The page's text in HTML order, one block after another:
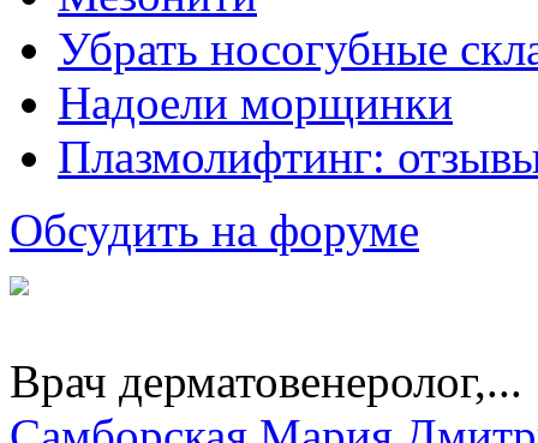
Убрать носогубные
Надоели морщинки
Плазмолифтинг:
Обсудить на форуме
Врач дерматовенеролог,...